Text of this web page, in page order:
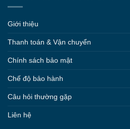
Giới thiệu
Thanh toán & Vận chuyển
Chính sách bảo mật
Chế độ bảo hành
Câu hỏi thường gặp
Liên hệ